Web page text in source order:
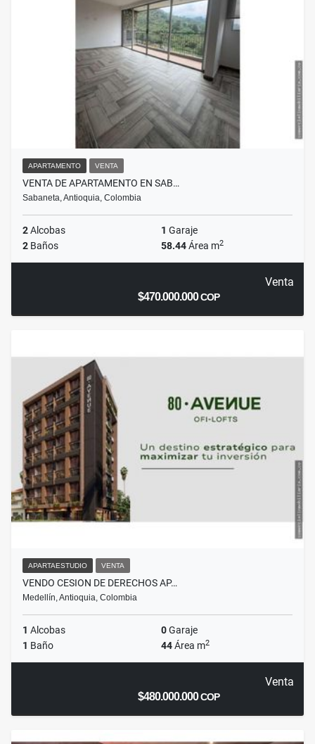
APARTAMENTO VENTA
VENTA DE APARTAMENTO EN SAB…
Sabaneta, Antioquia, Colombia
2Alcobas 1 Garaje
2 Baños 58.44Área m2
Venta
$470.000.000COP
APARTAESTUDIO VENTA
VENDO CESION DE DERECHOS AP…
Medellín, Antioquia, Colombia
1 Alcobas 0Garaje
1 Baño 44Área m2
Venta
$480.000.000COP